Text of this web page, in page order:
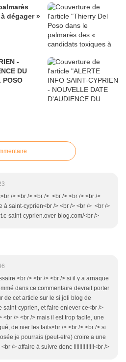
dégager »
-
DU
POSO
/> <br /> <br /> <br /> <br /> <br />
à saint-cyprien<br /> <br /> <br /> <br />
saint-cyprien.over-blog.com/<br />
/> <br /> <br /> si il y a arnaque
dans ce commentaire devrait porter
de cet article sur le si joli blog de
saint-cyprien, et faire enlever ce<br />
<br /> <br /> mais il est trop facile, une
de nier les faits<br /> <br /> <br /> si
je pourrais (peut-etre) croire a une
/> affaire à suivre donc !!!!!!!!!!!!!!<br />